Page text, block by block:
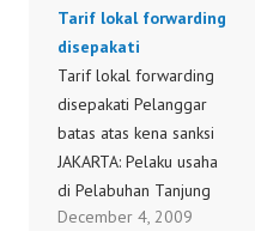
Tarif lokal forwarding
disepakati
Tarif lokal forwarding
disepakati Pelanggar
batas atas kena sanksi
JAKARTA: Pelaku usaha
di Pelabuhan Tanjung
Priok akhirnya
December 4, 2009